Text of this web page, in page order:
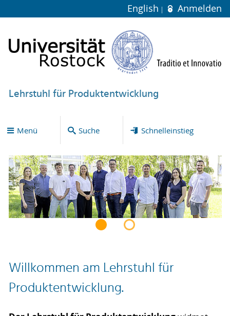
English Anmelden
Lehrstuhl für Produktentwicklung
Menü Suche Schnelleinstieg
Willkommen am Lehrstuhl für
Produktentwicklung.